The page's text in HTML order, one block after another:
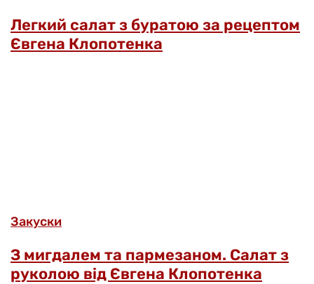
Легкий салат з буратою за рецептом
Євгена Клопотенка
Закуски
З мигдалем та пармезаном. Салат з
руколою від Євгена Клопотенка